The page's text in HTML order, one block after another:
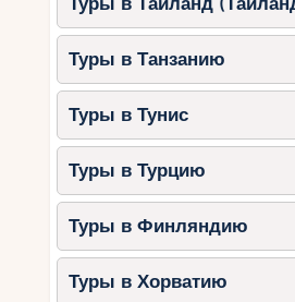
Туры в Танзанию
Туры в Тунис
Туры в Турцию
Туры в Финляндию
Туры в Хорватию